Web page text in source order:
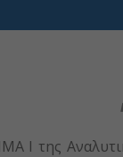
I της